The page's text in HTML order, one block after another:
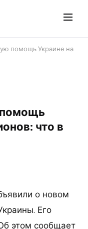
помощь Украине на
что в
о новом
Его
этом сообщает